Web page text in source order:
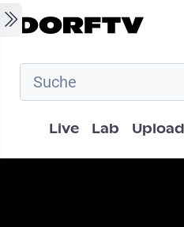
Skip to main content
Hauptnavigation
Live Lab Upload